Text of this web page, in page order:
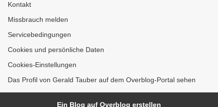
Kontakt
Missbrauch melden
Servicebedingungen
Cookies und persönliche Daten
Cookies-Einstellungen
Das Profil von Gerald Tauber auf dem Overblog-Portal sehen
Ein Blog auf Overblog erstellen